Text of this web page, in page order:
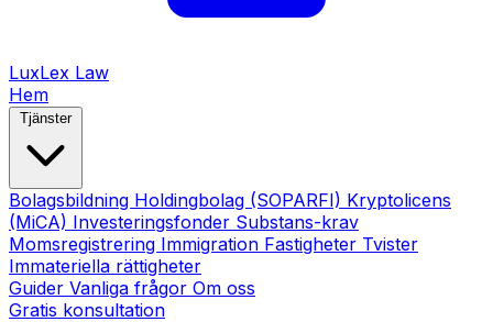
LuxLex Law
Hem
Tjänster
Bolagsbildning Holdingbolag (SOPARFI) Kryptolicens
(MiCA) Investeringsfonder Substans-krav
Momsregistrering Immigration Fastigheter Tvister
Immateriella rättigheter
Guider Vanliga frågor Om oss
Gratis konsultation